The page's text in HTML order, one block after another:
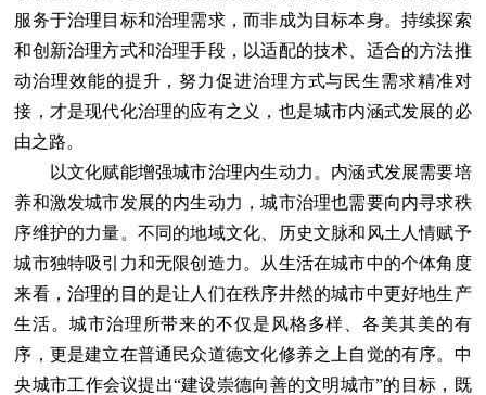
服务于治理目标和治理需求，而非成为目标本身。持续探索
和创新治理方式和治理手段，以适配的技术、适合的方法推
动治理效能的提升，努力促进治理方式与民生需求精准对
接，才是现代化治理的应有之义，也是城市内涵式发展的必
由之路。
以文化赋能增强城市治理内生动力。内涵式发展需要培
养和激发城市发展的内生动力，城市治理也需要向内寻求秩
序维护的力量。不同的地域文化、历史文脉和风土人情赋予
城市独特吸引力和无限创造力。从生活在城市中的个体角度
来看，治理的目的是让人们在秩序井然的城市中更好地生产
生活。城市治理所带来的不仅是风格多样、各美其美的有
序，更是建立在普通民众道德文化修养之上自觉的有序。中
央城市工作会议提出“建设崇德向善的文明城市”的目标，既